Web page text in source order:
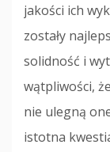
jakości ich
zostały
solidność i
wątpliwości,
nie ulegną
istotna